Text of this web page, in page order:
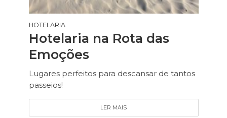
HOTELARIA
Hotelaria na Rota das
Emoções
Lugares perfeitos para descansar de tantos
passeios!
LER MAIS